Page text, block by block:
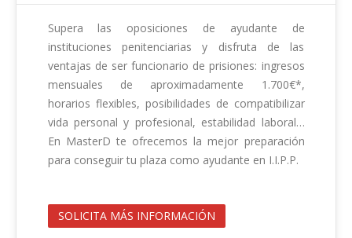
Supera las oposiciones de ayudante de
instituciones penitenciarias y disfruta de las
ventajas de ser funcionario de prisiones: ingresos
mensuales de aproximadamente 1.700€*,
horarios flexibles, posibilidades de compatibilizar
vida personal y profesional, estabilidad laboral…
En MasterD te ofrecemos la mejor preparación
para conseguir tu plaza como ayudante en I.I.P.P.
SOLICITA MÁS INFORMACIÓN